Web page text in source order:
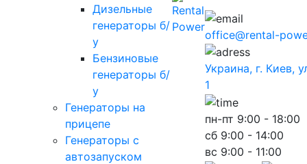
Дизельные
генераторы б/
у
Бензиновые
генераторы б/
у
Генераторы на
прицепе
Генераторы с
автозапуском
office@rental-
Украина, г. Киев,
1
пн-пт 9:00 - 18:00
сб 9:00 - 14:00
вс 9:00 - 11:00